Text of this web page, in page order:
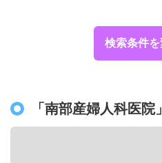
検索条件
「南部産婦人科医